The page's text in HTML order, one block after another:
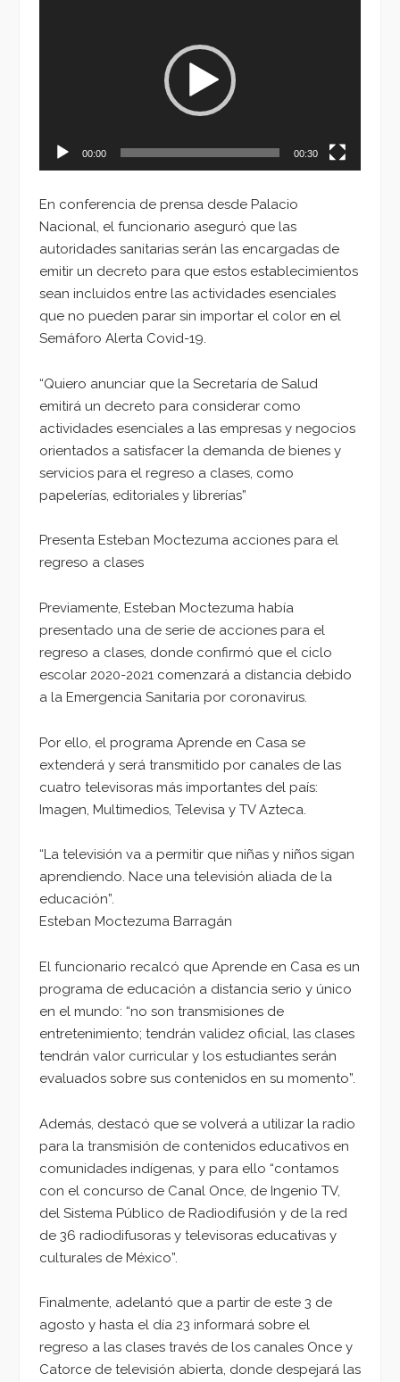
00:00 00:30
En conferencia de prensa desde Palacio
Nacional, el funcionario aseguró que las
autoridades sanitarias serán las encargadas de
emitir un decreto para que estos establecimientos
sean incluidos entre las actividades esenciales
que no pueden parar sin importar el color en el
Semáforo Alerta Covid-19.
“Quiero anunciar que la Secretaría de Salud
emitirá un decreto para considerar como
actividades esenciales a las empresas y negocios
orientados a satisfacer la demanda de bienes y
servicios para el regreso a clases, como
papelerías, editoriales y librerías”
Presenta Esteban Moctezuma acciones para el
regreso a clases
Previamente, Esteban Moctezuma había
presentado una de serie de acciones para el
regreso a clases, donde confirmó que el ciclo
escolar 2020-2021 comenzará a distancia debido
a la Emergencia Sanitaria por coronavirus.
Por ello, el programa Aprende en Casa se
extenderá y será transmitido por canales de las
cuatro televisoras más importantes del país:
Imagen, Multimedios, Televisa y TV Azteca.
“La televisión va a permitir que niñas y niños sigan
aprendiendo. Nace una televisión aliada de la
educación”.
Esteban Moctezuma Barragán
El funcionario recalcó que Aprende en Casa es un
programa de educación a distancia serio y único
en el mundo: “no son transmisiones de
entretenimiento; tendrán validez oficial, las clases
tendrán valor curricular y los estudiantes serán
evaluados sobre sus contenidos en su momento”.
Además, destacó que se volverá a utilizar la radio
para la transmisión de contenidos educativos en
comunidades indígenas, y para ello “contamos
con el concurso de Canal Once, de Ingenio TV,
del Sistema Público de Radiodifusión y de la red
de 36 radiodifusoras y televisoras educativas y
culturales de México”.
Finalmente, adelantó que a partir de este 3 de
agosto y hasta el día 23 informará sobre el
regreso a las clases través de los canales Once y
Catorce de televisión abierta, donde despejará las